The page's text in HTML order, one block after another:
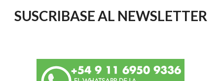
SUSCRIBASE AL NEWSLETTER